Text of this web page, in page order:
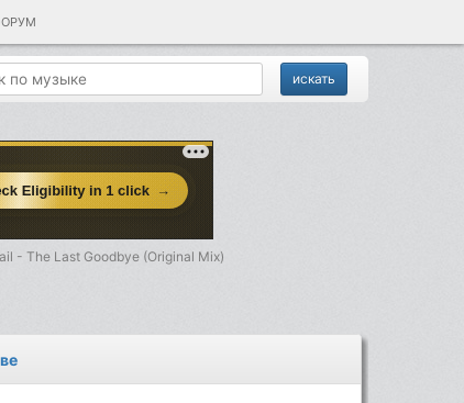
- The Last Goodbye (Original Mix)